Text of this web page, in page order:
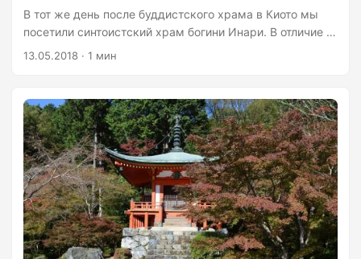
В тот же день после буддистского храма в Киото мы
посетили синтоистский храм богини Инари. В отличие от
буддистского храма, этот оказался переполнен людьми
если верить информации в интернете, около 10 000
штук. Мы попали туда под закрытие и — было очень
людно. Обратите внимание на посетителей в
традиционной одежде — мы их увидим дальше.
Большинство ворот образуют тоннели....
13.05.2018 · 1 мин